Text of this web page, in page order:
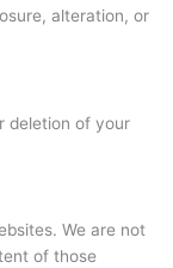
alteration, or
deletion of your
We are not
of those